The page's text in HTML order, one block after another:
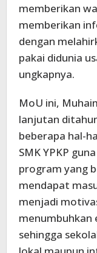
memberikan
memberikan
dengan
pakai didunia
ungkapnya.
MoU ini,
lanjutan
beberapa hal-
SMK YPKP
program yang
mendapat
menjadi
menumbuhkan
sehingga